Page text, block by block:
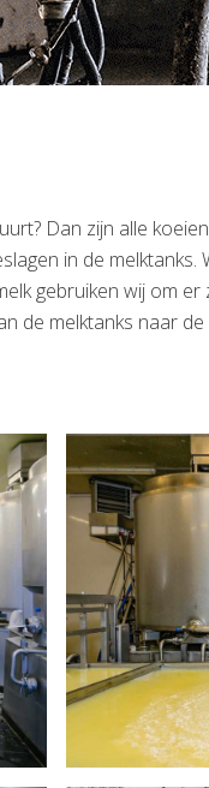
Dan zijn alle
in de
gebruiken wij om er
de melktanks naar de